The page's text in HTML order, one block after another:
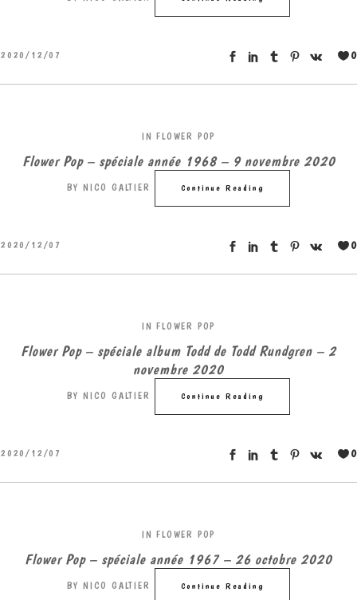
2020/12/07 0
IN FLOWER POP
Flower Pop – spéciale année 1968 – 9 novembre 2020
BY NICO GALTIER Continue Reading
2020/12/07 0
IN FLOWER POP
Flower Pop – spéciale album Todd de Todd Rundgren – 2
novembre 2020
BY NICO GALTIER Continue Reading
2020/12/07 0
IN FLOWER POP
Flower Pop – spéciale année 1967 – 26 octobre 2020
BY NICO GALTIER Continue Reading